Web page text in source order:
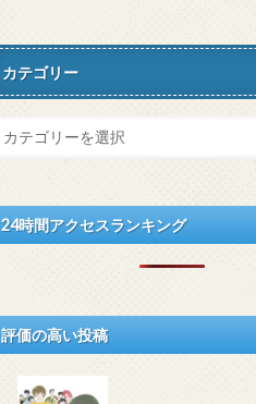
カテゴリー
24時間アクセスランキング
評価の高い投稿